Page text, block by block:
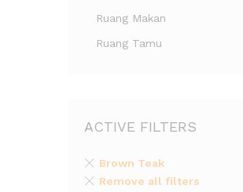
Ruang Makan
Ruang Tamu
ACTIVE FILTERS
Brown Teak
Remove all filters